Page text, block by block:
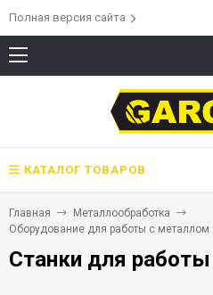
Полная версия сайта
КАТАЛОГ ТОВАРОВ
Главная
Металлообработка
Оборудование для работы с металлом
Станки для